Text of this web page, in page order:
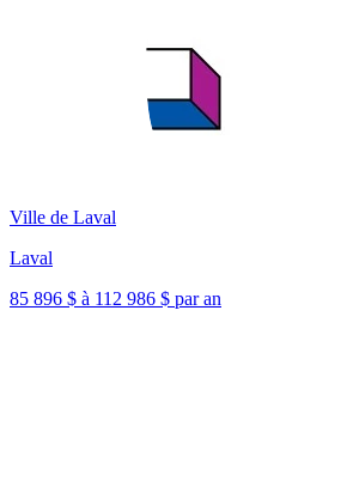
Ville de Laval
Laval
85 896 $ à 112 986 $ par an